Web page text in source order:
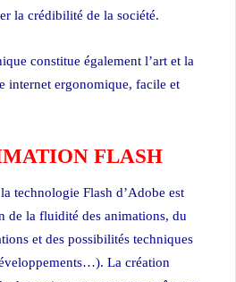
la crédibilité de la société.
constitue également l’art et la
internet ergonomique, facile et
FLASH
technologie Flash d’Adobe est
de la fluidité des animations, du
et des possibilités techniques
La création